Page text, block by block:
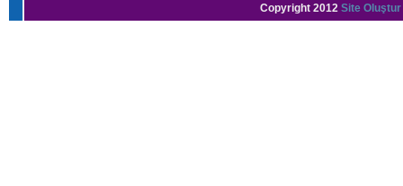
Copyright 2012 Site Oluştur